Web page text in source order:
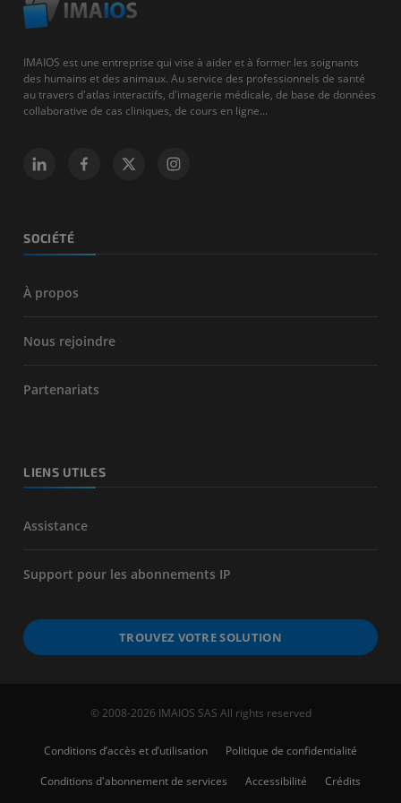
IMAIOS est une entreprise qui vise à aider et à former les soignants
des humains et des animaux. Au service des professionnels de santé
au travers d'atlas interactifs, d'imagerie médicale, de base de données
collaborative de cas cliniques, de cours en ligne...
SOCIÉTÉ
À propos
Nous rejoindre
Partenariats
LIENS UTILES
Assistance
Support pour les abonnements IP
TROUVEZ VOTRE SOLUTION
© 2008-2026 IMAIOS SAS All rights reserved
Conditions d’accès et d’utilisation
Politique de confidentialité
Conditions d'abonnement de services
Accessibilité Crédits